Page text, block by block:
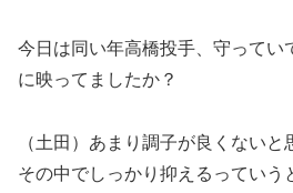
今日は同い年高橋投手、守ってい
に映ってましたか？
（土田）あまり調子が良くないと
その中でしっかり抑えるっていう